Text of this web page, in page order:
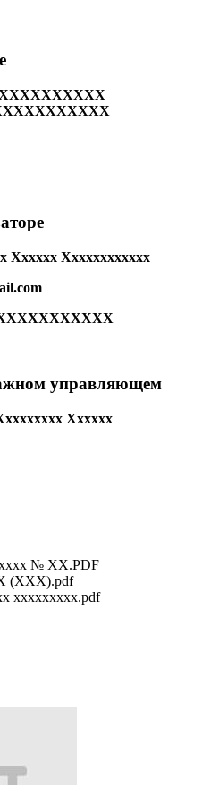
Xxxxxx Xxxxxxxxxxxx
управляющем
Xxxxxx
№ XX.PDF
(XXX).pdf
xxxxxxxxx.pdf